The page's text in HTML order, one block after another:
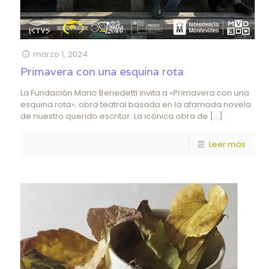
marzo 1, 2024
Primavera con una esquina rota
La Fundación Mario Benedetti invita a «Primavera con una
esquina rota», obra teatral basada en la afamada novela
de nuestro querido escritor. La icónica obra de […]
Leer más